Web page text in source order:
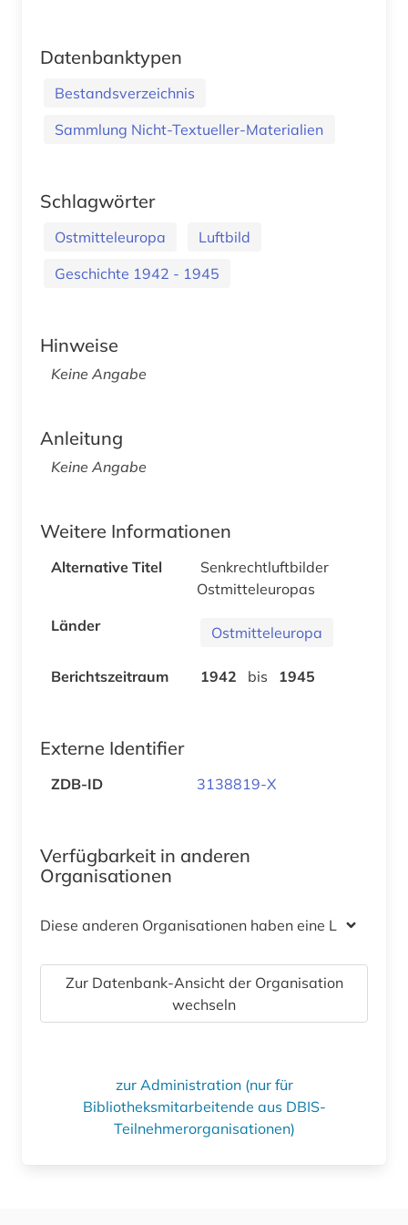
Datenbanktypen
Bestandsverzeichnis
Sammlung Nicht-Textueller-Materialien
Schlagwörter
Ostmitteleuropa
Luftbild
Geschichte 1942 - 1945
Hinweise
Keine Angabe
Anleitung
Keine Angabe
Weitere Informationen
Alternative Titel
Senkrechtluftbilder
Ostmitteleuropas
Länder
Ostmitteleuropa
Berichtszeitraum 1942 bis 1945
Externe Identifier
ZDB-ID 3138819-X
Verfügbarkeit in anderen
Organisationen
Diese anderen Organisationen haben eine Lizenz
Zur Datenbank-Ansicht der Organisation
wechseln
zur Administration (nur für
Bibliotheksmitarbeitende aus DBIS-
Teilnehmerorganisationen)